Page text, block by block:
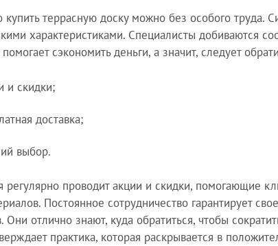
купить террасную доску можно без особого труда.
характеристиками. Специалисты добиваются
сэкономить деньги, а значит, следует
и скидки;
доставка;
выбор.
регулярно проводит акции и скидки, помогающие
Постоянное сотрудничество гарантирует
Они отлично знают, куда обратиться, чтобы
практика, которая раскрывается в